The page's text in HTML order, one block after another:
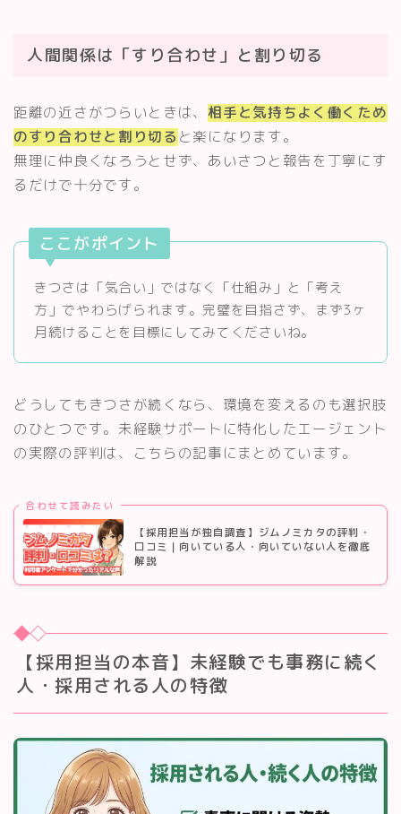
人間関係は「すり合わせ」と割り切る
距離の近さがつらいときは、 相手と気持ちよく働くため
のすり合わせと割り切る と楽になります。
無理に仲良くなろうとせず、あいさつと報告を丁寧にす
るだけで十分です。
ここがポイント
きつさは「気合い」ではなく「仕組み」と「考え
方」でやわらげられます。完璧を目指さず、まず3ヶ
月続けることを目標にしてみてくださいね。
どうしてもきつさが続くなら、環境を変えるのも選択肢
のひとつです。未経験サポートに特化したエージェント
の実際の評判は、こちらの記事にまとめています。
合わせて読みたい
【採用担当が独自調査】ジムノミカタの評判・
口コミ｜向いている人・向いていない人を徹底
解説
【採用担当の本音】未経験でも事務に続く
人・採用される人の特徴